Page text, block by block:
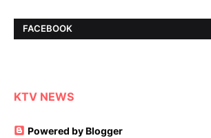
FACEBOOK
KTV NEWS
Powered by Blogger